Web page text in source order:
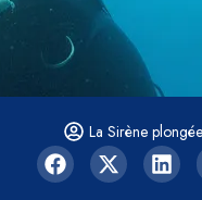
La Sirène plongée